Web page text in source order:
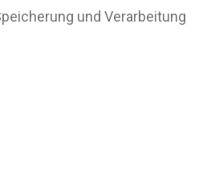
und Verarbeitung